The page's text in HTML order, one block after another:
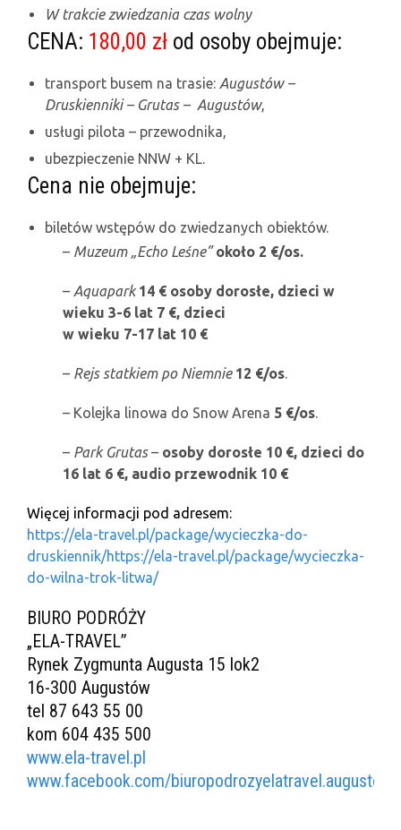
W trakcie zwiedzania czas wolny
CENA: 180,00 zł od osoby obejmuje:
transport busem na trasie: Augustów –
Druskienniki – Grutas – Augustów,
usługi pilota – przewodnika,
ubezpieczenie NNW + KL.
Cena nie obejmuje:
biletów wstępów do zwiedzanych obiektów.
– Muzeum „Echo Leśne”około 2 €/os.
– Aquapark 14 € osoby dorosłe, dzieci w
wieku 3-6 lat 7 €, dzieci
w wieku 7-17 lat 10 €
– Rejs statkiem po Niemnie 12 €/os.
– Kolejka linowa do Snow Arena 5 €/os.
– Park Grutas– osoby dorosłe 10 €, dzieci do
16 lat 6 €, audio przewodnik 10 €
Więcej informacji pod adresem:
https://ela-travel.pl/package/wycieczka-do-
druskiennik/https://ela-travel.pl/package/wycieczka-
do-wilna-trok-litwa/
BIURO PODRÓŻY
„ELA-TRAVEL”
Rynek Zygmunta Augusta 15 lok2
16-300 Augustów
tel 87 643 55 00
kom 604 435 500
www.ela-travel.pl
www.facebook.com/biuropodrozyelatravel.augustow/